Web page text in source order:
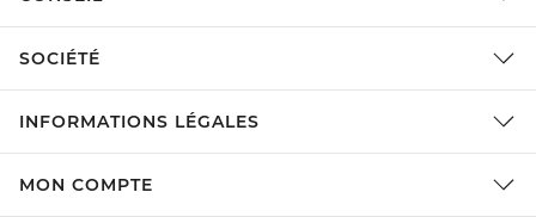
SOCIÉTÉ
INFORMATIONS LÉGALES
MON COMPTE